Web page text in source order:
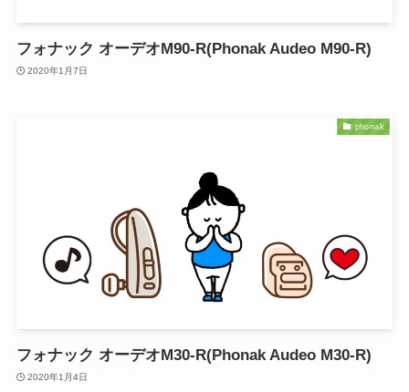
フォナック オーデオM90-R(Phonak Audeo M90-R)
2020年1月7日
phonak
フォナック オーデオM30-R(Phonak Audeo M30-R)
2020年1月4日